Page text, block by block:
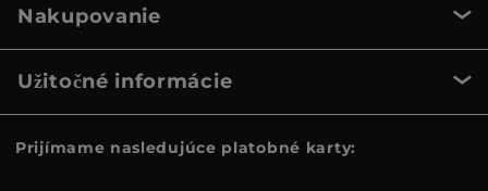
Nakupovanie
Užitočné informácie
Prijímame nasledujúce platobné karty: